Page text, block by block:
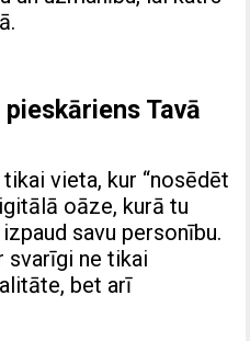
Tavā
vieta, kur “nosēdēt
oāze, kurā tu
savu personību.
svarīgi ne tikai
bet arī